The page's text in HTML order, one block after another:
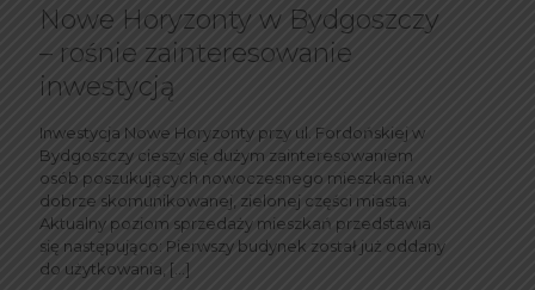
Nowe Horyzonty w Bydgoszczy
– rośnie zainteresowanie
inwestycją
Inwestycja Nowe Horyzonty przy ul. Fordońskiej w
Bydgoszczy cieszy się dużym zainteresowaniem
osób poszukujących nowoczesnego mieszkania w
dobrze skomunikowanej, zielonej części miasta.
Aktualny poziom sprzedaży mieszkań przedstawia
się następująco: Pierwszy budynek został już oddany
do użytkowania, […]